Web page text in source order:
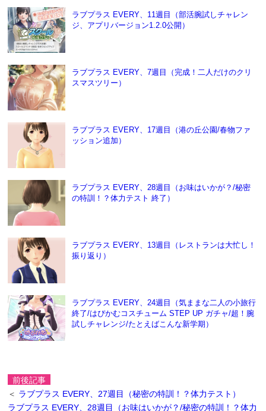
ラブプラス EVERY、11週目（部活腕試しチャレン
ジ、アプリバージョン1.2.0公開）
ラブプラス EVERY、7週目（完成！二人だけのクリ
スマスツリー）
ラブプラス EVERY、17週目（港の丘公園/春物ファ
ッション追加）
ラブプラス EVERY、28週目（お味はいかが？/秘密
の特訓！？体力テスト 終了）
ラブプラス EVERY、13週目（レストランは大忙し！
振り返り）
ラブプラス EVERY、24週目（気ままな二人の小旅行
終了/はぴかむコスチューム STEP UP ガチャ/超！腕
試しチャレンジ/たとえばこんな新学期）
前後記事
＜ ラブプラス EVERY、27週目（秘密の特訓！？体力テスト）
ラブプラス EVERY、28週目（お味はいかが？/秘密の特訓！？体力